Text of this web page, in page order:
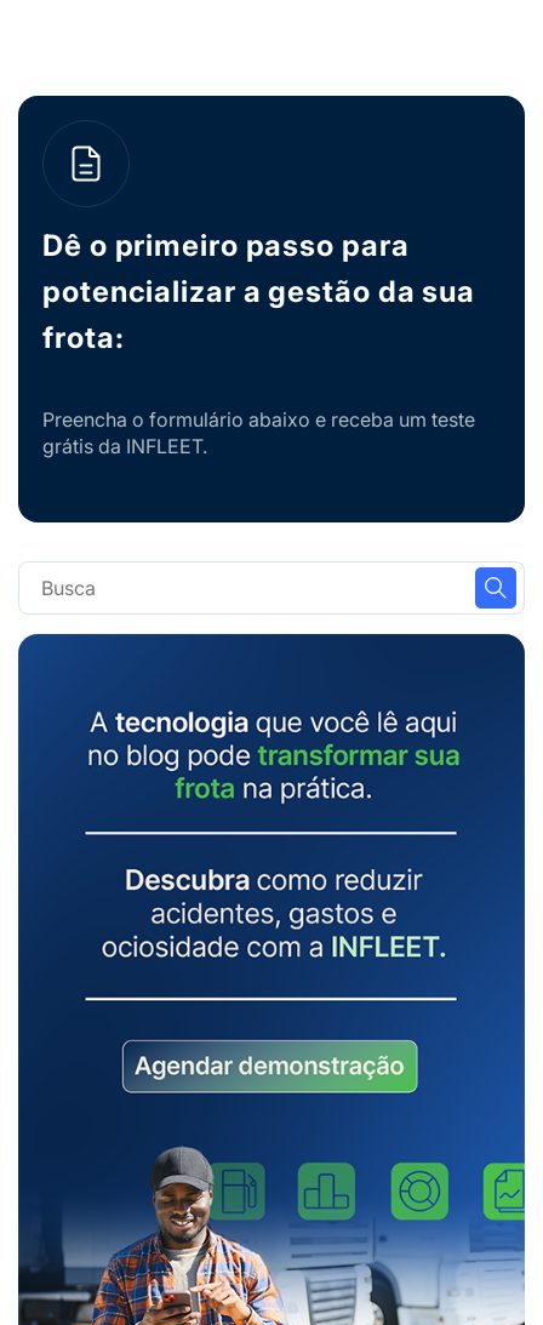
Dê o primeiro passo para
potencializar a gestão da sua
frota:
Preencha o formulário abaixo e receba um teste
grátis da INFLEET.